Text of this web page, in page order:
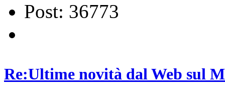
Post: 36773
Re:Ultime novità dal Web sul